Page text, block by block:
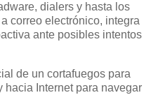
dialers y hasta los
correo electrónico, integra
ante posibles intentos
de un cortafuegos para
hacia Internet para navegar